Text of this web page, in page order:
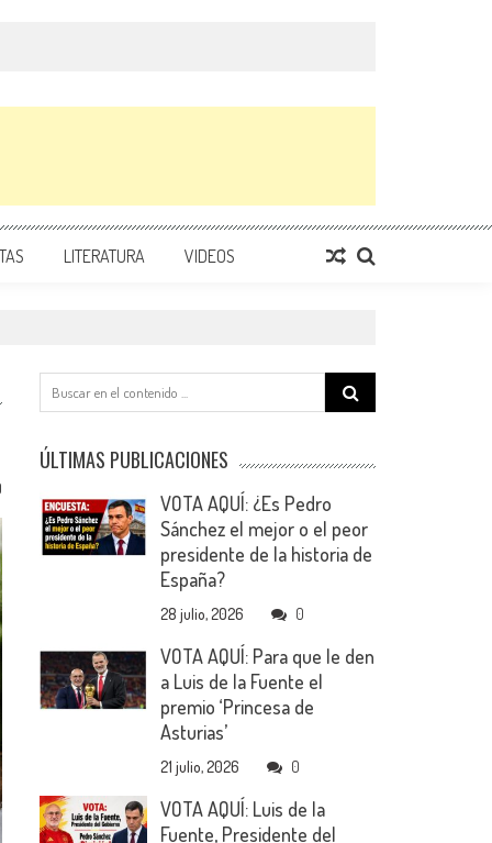
LITERATURA VIDEOS
Search
for:
ÚLTIMAS PUBLICACIONES
VOTA AQUÍ: ¿Es Pedro
Sánchez el mejor o el peor
presidente de la historia de
España?
28 julio, 2026 0
VOTA AQUÍ: Para que le den
a Luis de la Fuente el
premio ‘Princesa de
Asturias’
21 julio, 2026 0
VOTA AQUÍ: Luis de la
Fuente, Presidente del